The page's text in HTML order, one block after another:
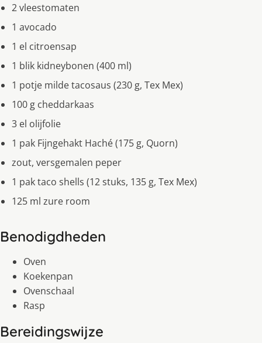
2 vleestomaten
1 avocado
1 el citroensap
1 blik kidneybonen (400 ml)
1 potje milde tacosaus (230 g, Tex Mex)
100 g cheddarkaas
3 el olijfolie
1 pak Fijngehakt Haché (175 g, Quorn)
zout, versgemalen peper
1 pak taco shells (12 stuks, 135 g, Tex Mex)
125 ml zure room
Benodigdheden
Oven
Koekenpan
Ovenschaal
Rasp
Bereidingswijze